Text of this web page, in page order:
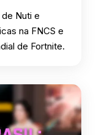
Nuti e
na FNCS e
de Fortnite.